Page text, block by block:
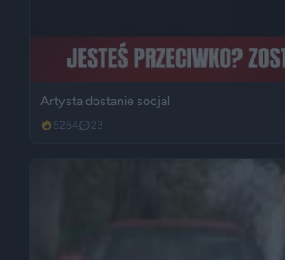
Artysta dostanie socjal
5264 23